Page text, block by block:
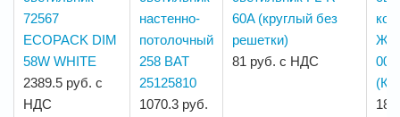
72567
ECOPACK DIM
58W WHITE
2389.5 руб. с
НДС
настенно-
потолочный
258 ВАТ
25125810
1070.3 руб.
60A (круглый без
решетки)
81 руб. с НДС
001